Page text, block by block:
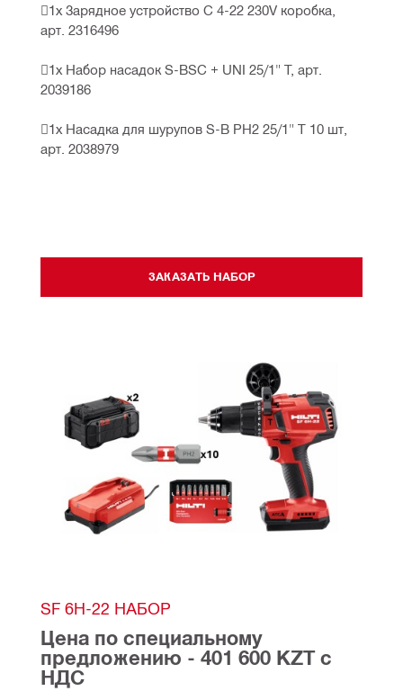
1х Зарядное устройство C 4-22 230V коробка,
арт. 2316496
1х Набор насадок S-BSC + UNI 25/1" T, арт.
2039186
1х Насадка для шурупов S-B PH2 25/1" T 10 шт,
арт. 2038979
ЗАКАЗАТЬ НАБОР
SF 6H-22 НАБОР
Цена по специальному
предложению - 401 600 KZT с
НДС